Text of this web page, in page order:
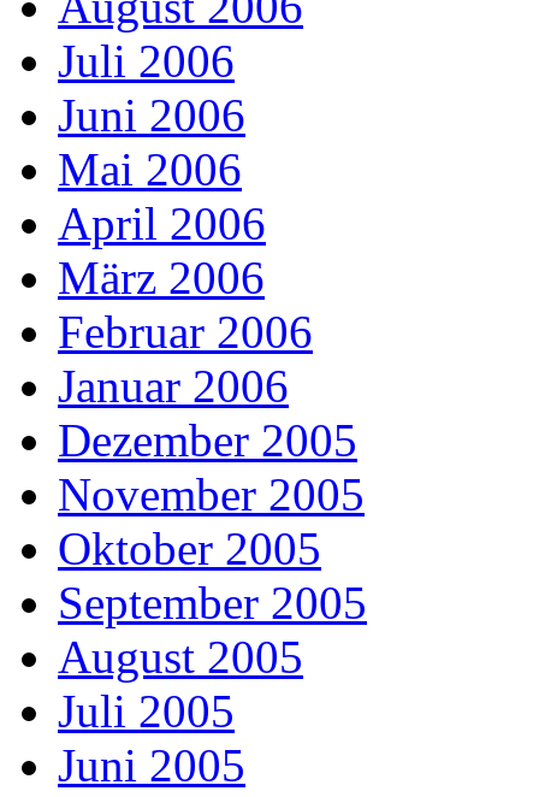
Juli 2006
Juni 2006
Mai 2006
April 2006
März 2006
Februar 2006
Januar 2006
Dezember 2005
November 2005
Oktober 2005
September 2005
August 2005
Juli 2005
Juni 2005